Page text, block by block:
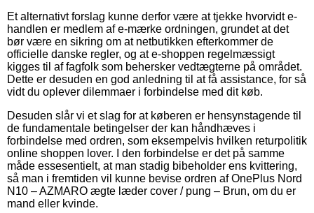
Et alternativt forslag kunne derfor være at tjekke hvorvidt e-
handlen er medlem af e-mærke ordningen, grundet at det
bør være en sikring om at netbutikken efterkommer de
officielle danske regler, og at e-shoppen regelmæssigt
kigges til af fagfolk som behersker vedtægterne på området.
Dette er desuden en god anledning til at få assistance, for så
vidt du oplever dilemmaer i forbindelse med dit køb.
Desuden slår vi et slag for at køberen er hensynstagende til
de fundamentale betingelser der kan håndhæves i
forbindelse med ordren, som eksempelvis hvilken returpolitik
online shoppen lover. I den forbindelse er det på samme
måde essesentielt, at man stadig bibeholder ens kvittering,
så man i fremtiden vil kunne bevise ordren af OnePlus Nord
N10 – AZMARO ægte læder cover / pung – Brun, om du er
mand eller kvinde.